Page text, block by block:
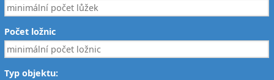
Počet ložnic
Typ objektu: